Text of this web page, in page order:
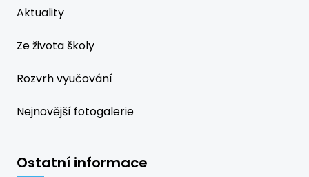
Aktuality
Ze života školy
Rozvrh vyučování
Nejnovější fotogalerie
Ostatní informace